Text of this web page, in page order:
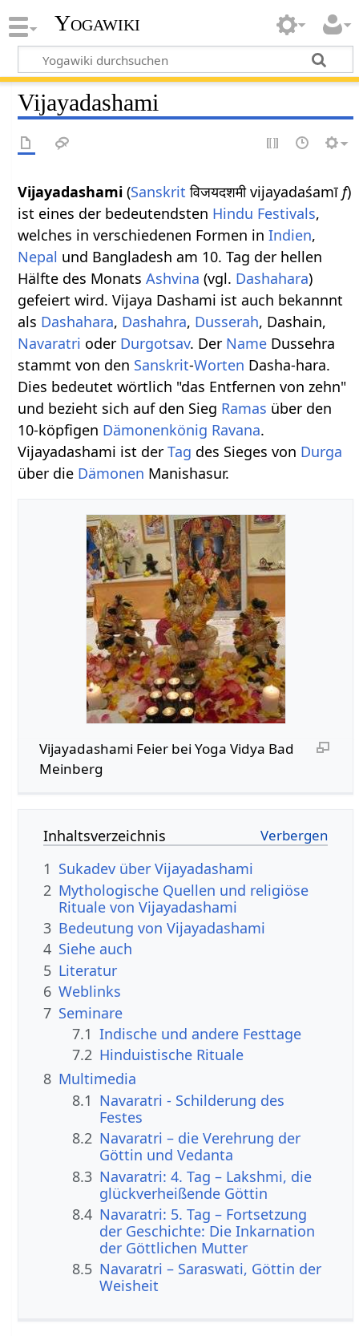
Yogawiki
Vijayadashami
Vijayadashami (Sanskrit विजयदशमी vijayadaśamīf)
ist eines der bedeutendsten Hindu Festivals,
welches in verschiedenen Formen inIndien,
Nepal und Bangladesh am 10. Tag der hellen
Hälfte des MonatsAshvina (vgl. Dashahara)
gefeiert wird. Vijaya Dashami ist auch bekannnt
als Dashahara, Dashahra, Dusserah, Dashain,
Navaratri oder Durgotsav. Der Name Dussehra
stammt von den Sanskrit-Worten Dasha-hara.
Dies bedeutet wörtlich "das Entfernen von zehn"
und bezieht sich auf den Sieg Ramas über den
10-köpfigen Dämonenkönig Ravana.
Vijayadashami ist derTag des Sieges von Durga
über die Dämonen Manishasur.
Vijayadashami Feier bei Yoga Vidya Bad
Meinberg
Inhaltsverzeichnis
1 Sukadev über Vijayadashami
2 Mythologische Quellen und religiöse
Rituale von Vijayadashami
3 Bedeutung von Vijayadashami
4 Siehe auch
5 Literatur
6 Weblinks
7 Seminare
7.1 Indische und andere Festtage
7.2 Hinduistische Rituale
8 Multimedia
8.1 Navaratri - Schilderung des
Festes
8.2 Navaratri – die Verehrung der
Göttin und Vedanta
8.3 Navaratri: 4. Tag – Lakshmi, die
glückverheißende Göttin
8.4 Navaratri: 5. Tag – Fortsetzung
der Geschichte: Die Inkarnation
der Göttlichen Mutter
8.5 Navaratri – Saraswati, Göttin der
Weisheit